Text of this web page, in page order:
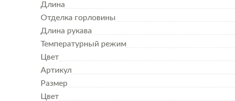
Длина
Отделка горловины
Длина рукава
Температурный режим
Цвет
Артикул
Размер
Цвет